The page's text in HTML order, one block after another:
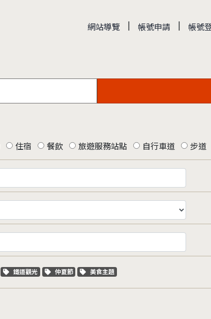
網站導覽 | 帳號申請 | 帳號
住宿 餐飲 旅遊服務站點 自行車道 步道
關鍵字標籤
鐵道觀光 關鍵字標籤
仲夏節 關鍵字標籤
美食主題